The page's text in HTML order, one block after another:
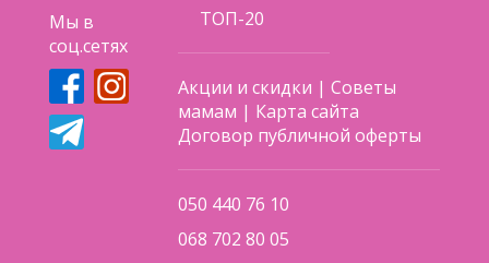
Мы в
соц.сетях
ТОП-20
Акции и скидки |Советы
мамам | Карта сайта
Договор публичной оферты
050 440 76 10
068 702 80 05